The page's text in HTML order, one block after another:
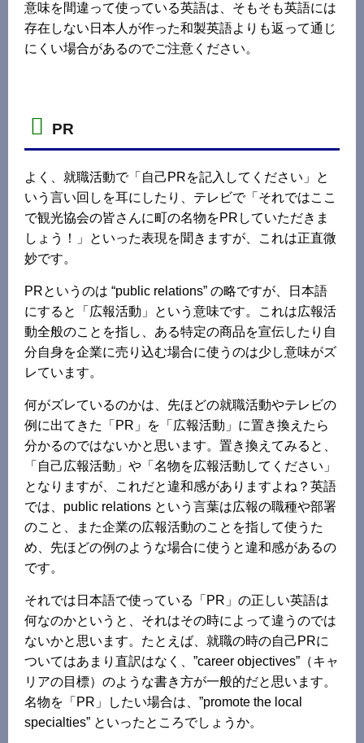
意味を間違って使っている英語は、そもそも英語には
存在しない日本人が作った和製英語よりも返って通じ
にくい場合があるのでご注意ください。
PR
よく、就職活動で「自己PRを記入してください」と
いう言い回しを耳にしたり、テレビで「それではここ
で観光協会の皆さんに町の名物をPRしていただきま
しょう！」といった表現を聞きますが、これは正直微
妙です。
PRというのは “public relations” の略ですが、日本語
にすると「広報活動」という意味です。これは広報活
動全般のことを指し、ある特定の商品を宣伝したり自
分自身を企業に売り込む場合に使うのは少し意味がズ
レています。
何がズレているのかは、先ほどの就職活動やテレビの
例に出てきた「PR」を「広報活動」に置き換えたら
分かるのではないかと思います。置き換えてみると、
「自己広報活動」や「名物を広報活動してください」
となりますが、これだと違和感がありますよね？英語
では、public relations という言葉は広報の職種や部署
のこと、また企業の広報活動のことを指して使うた
め、先ほどの例のような場合に使うと違和感があるの
です。
それでは日本語で使っている「PR」の正しい英語は
何なのかというと、それはその時によって違うのでは
ないかと思います。たとえば、就職の時の自己PRに
ついてはあまり直訳はなく、”career objectives”（キャ
リアの目標）のような書き方が一般的だと思います。
名物を「PR」したい場合は、”promote the local
specialties” といったところでしょうか。